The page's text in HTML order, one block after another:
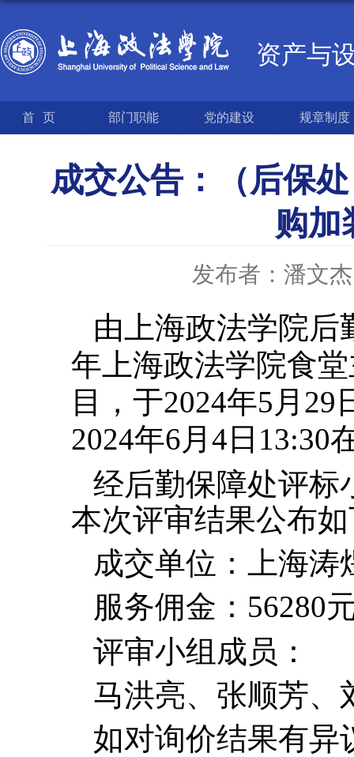
资产与
首页 部门职能 党的建设 规章制度
成交公告：（后保
购加
发布者：潘文杰
由上海政法学院后
年上海政法学院食
目，于2024年5 月 29
2024年6月 4 日 13:30
经后勤保障处评标
本次评审结果公布
成交单位：上海涛
服务佣金： 56280
评审小组成员：
马洪亮、张顺芳、
如对询价结果有异